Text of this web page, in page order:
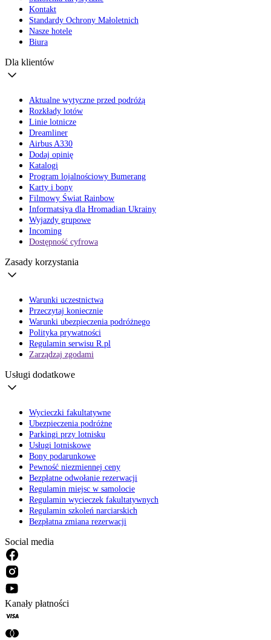
Kontakt
Standardy Ochrony Małoletnich
Nasze hotele
Biura
Dla klientów
Aktualne wytyczne przed podróżą
Rozkłady lotów
Linie lotnicze
Dreamliner
Airbus A330
Dodaj opinię
Katalogi
Program lojalnościowy Bumerang
Karty i bony
Filmowy Świat Rainbow
Informatsiya dla Hromadian Ukrainy
Wyjazdy grupowe
Incoming
Dostępność cyfrowa
Zasady korzystania
Warunki uczestnictwa
Przeczytaj koniecznie
Warunki ubezpieczenia podróżnego
Polityka prywatności
Regulamin serwisu R.pl
Zarządzaj zgodami
Usługi dodatkowe
Wycieczki fakultatywne
Ubezpieczenia podróżne
Parkingi przy lotnisku
Usługi lotniskowe
Bony podarunkowe
Pewność niezmiennej ceny
Bezpłatne odwołanie rezerwacji
Regulamin miejsc w samolocie
Regulamin wycieczek fakultatywnych
Regulamin szkoleń narciarskich
Bezpłatna zmiana rezerwacji
Social media
Kanały płatności